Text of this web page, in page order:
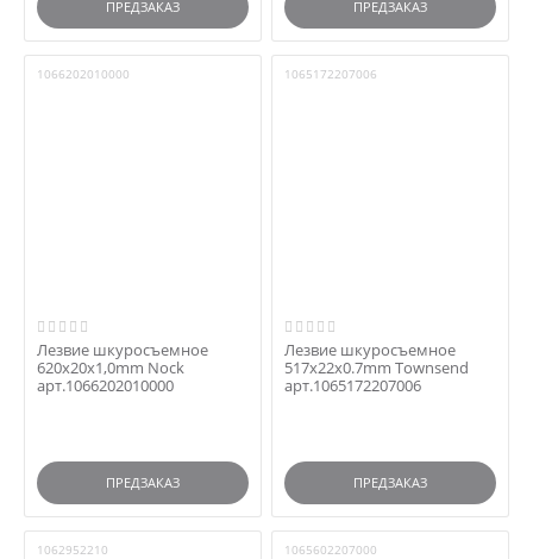
ПРЕДЗАКАЗ ПРЕДЗАКАЗ
1066202010000
Лезвие шкуросъемное
620x20x1,0mm Nock
арт.1066202010000
ПРЕДЗАКАЗ
1065172207006
Лезвие шкуросъемное
517x22x0.7mm Townsend
арт.1065172207006
ПРЕДЗАКАЗ
1062952210 1065602207000